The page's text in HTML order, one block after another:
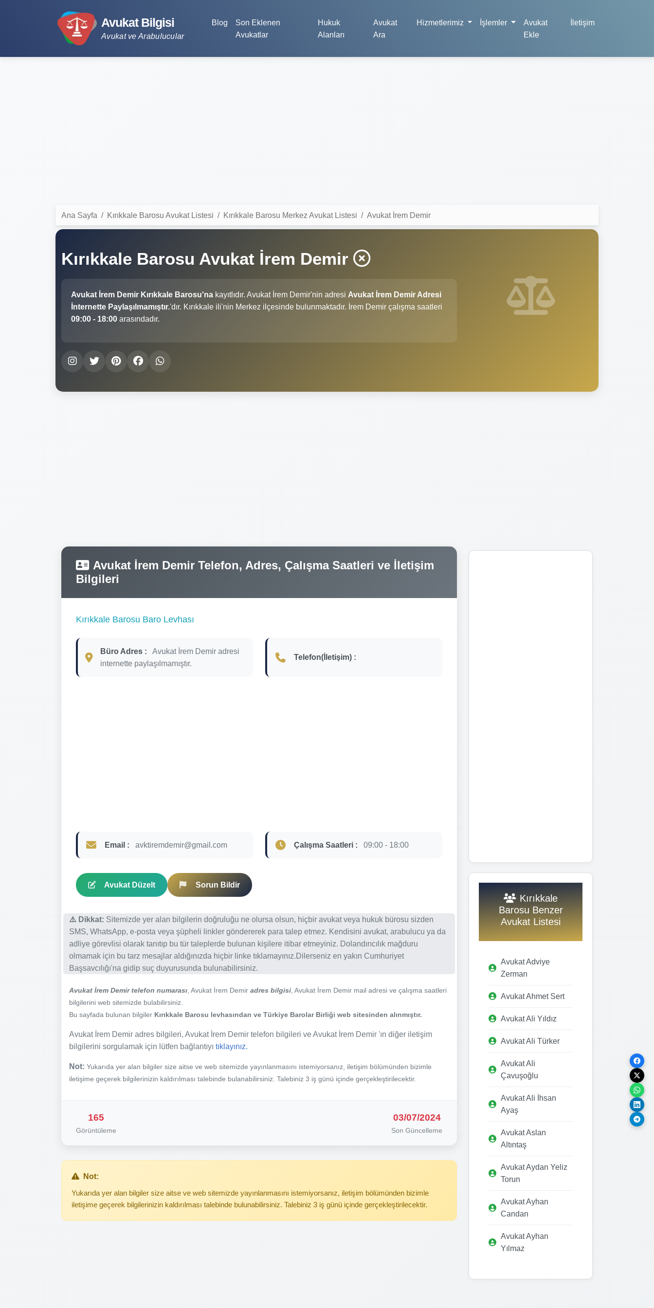
Avukat Bilgisi
Avukat ve Arabulucular
Blog
Son Eklenen
Avukatlar
Hukuk
Alanları
Avukat
Ara
Hizmetlerimiz İşlemler
Avukat
Ekle
İletişim
Ana Sayfa Kırıkkale Barosu Avukat Listesi Kırıkkale Barosu Merkez Avukat Listesi Avukat İrem Demir
Kırıkkale Barosu Avukat İrem Demir
Avukat İrem Demir Kırıkkale Barosu'na kayıtlıdır. Avukat İrem Demir'nin adresi Avukat İrem Demir Adresi
İnternette Paylaşılmamıştır.'dır. Kırıkkale ili'nin Merkez ilçesinde bulunmaktadır. İrem Demir çalışma saatleri
09:00 - 18:00 arasındadır.
Avukat İrem Demir Telefon, Adres, Çalışma Saatleri ve İletişim
Bilgileri
Kırıkkale Barosu Baro Levhası
Büro Adres :
Avukat İrem Demir adresi
internette paylaşılmamıştır.
Telefon(İletişim) :
Email : avktiremdemir@gmail.com Çalışma Saatleri : 09:00 - 18:00
Avukat Düzelt Sorun Bildir
⚠️ Dikkat: Sitemizde yer alan bilgilerin doğruluğu ne olursa olsun, hiçbir avukat veya hukuk bürosu sizden
SMS, WhatsApp, e-posta veya şüpheli linkler göndererek para talep etmez. Kendisini avukat, arabulucu ya da
adliye görevlisi olarak tanıtıp bu tür taleplerde bulunan kişilere itibar etmeyiniz. Dolandırıcılık mağduru
olmamak için bu tarz mesajlar aldığınızda hiçbir linke tıklamayınız.Dilerseniz en yakın Cumhuriyet
Başsavcılığı'na gidip suç duyurusunda bulunabilirsiniz.
Avukat İrem Demir telefon numarası , Avukat İrem Demir adres bilgisi , Avukat İrem Demir mail adresi ve çalışma saatleri
bilgilerini web sitemizde bulabilirsiniz.
Bu sayfada bulunan bilgiler Kırıkkale Barosu levhasından ve Türkiye Barolar Birliği web sitesinden alınmıştır.
Avukat İrem Demir adres bilgileri, Avukat İrem Demir telefon bilgileri ve Avukat İrem Demir 'ın diğer iletişim
bilgilerini sorgulamak için lütfen bağlantıyı tıklayınız.
Not: Yukarıda yer alan bilgiler size aitse ve web sitemizde yayınlanmasını istemiyorsanız, iletişim bölümünden bizimle
iletişime geçerek bilgilerinizin kaldırılması talebinde bulanabilirsiniz. Talebiniz 3 iş günü içinde gerçekleştirilecektir.
165
Görüntüleme
03/07/2024
Son Güncelleme
Not:
Yukarıda yer alan bilgiler size aitse ve web sitemizde yayınlanmasını istemiyorsanız, iletişim bölümünden bizimle
iletişime geçerek bilgilerinizin kaldırılması talebinde bulunabilirsiniz. Talebiniz 3 iş günü içinde gerçekleştirilecektir.
Kırıkkale
Barosu Benzer
Avukat Listesi
Avukat Adviye
Zerman
Avukat Ahmet Sert
Avukat Ali Yıldız
Avukat Ali Türker
Avukat Ali
Çavuşoğlu
Avukat Ali İhsan
Ayaş
Avukat Aslan
Altıntaş
Avukat Aydan Yeliz
Torun
Avukat Ayhan
Candan
Avukat Ayhan
Yılmaz